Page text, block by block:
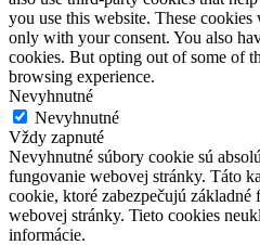
you use this website. These
only with your consent. You also
cookies. But opting out of some of
browsing experience.
Nevyhnutné
Nevyhnutné
Vždy zapnuté
Nevyhnutné súbory cookie sú
fungovanie webovej stránky. Táto
cookie, ktoré zabezpečujú
webovej stránky. Tieto cookies
informácie.